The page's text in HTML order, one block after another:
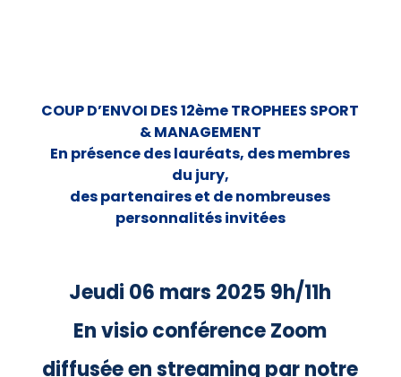
COUP D’ENVOI DES 12ème TROPHEES SPORT
& MANAGEMENT
En présence des lauréats, des membres
du jury,
des partenaires et de nombreuses
personnalités invitées
Jeudi 06 mars 2025 9h/11h
En visio conférence Zoom
diffusée en streaming par notre